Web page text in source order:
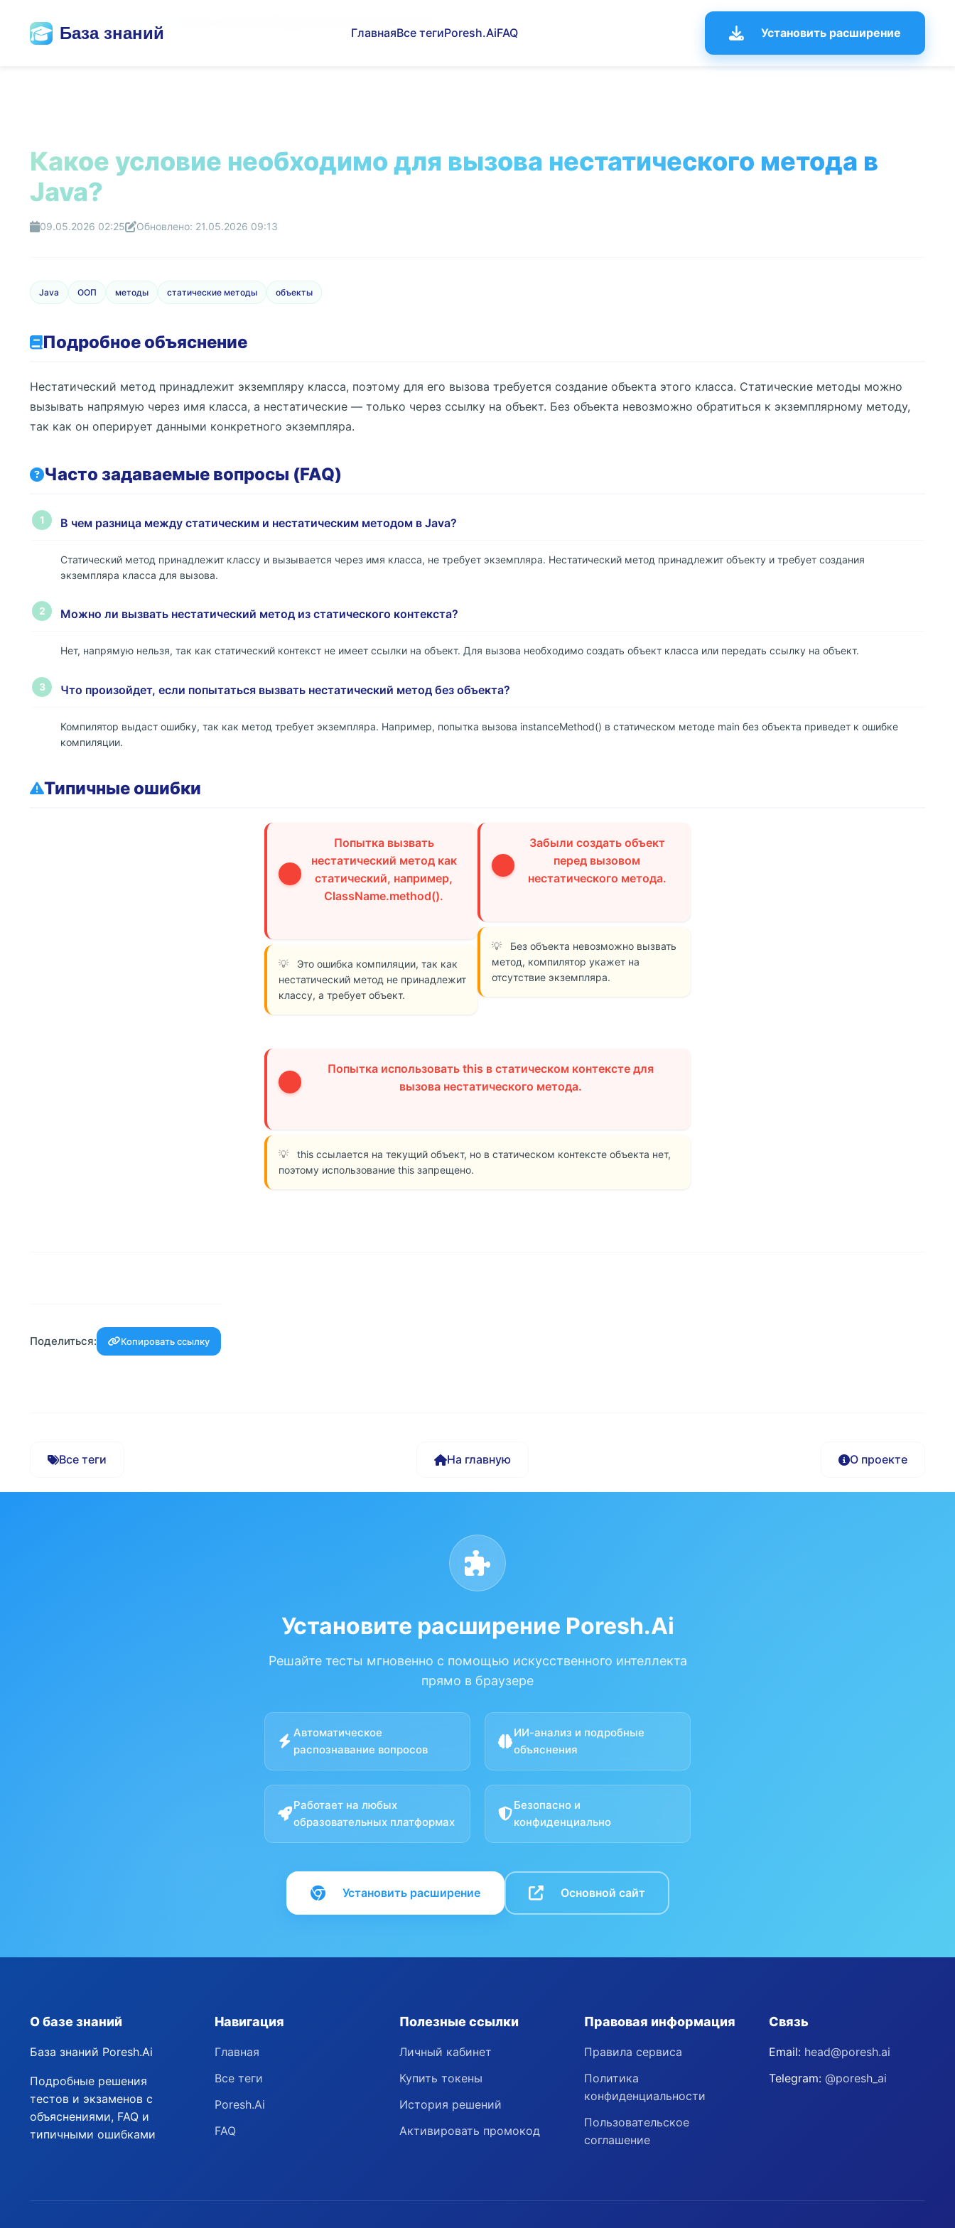
База знаний ГлавнаяВсе тегиPoresh.AiFAQ Установить расширение
Главная
Какое условие необходимо для вызова нестатического метода в
Java?
09.05.2026 02:25 Обновлено: 21.05.2026 09:13
Java ООП методы статические методы объекты
Подробное объяснение
Нестатический метод принадлежит экземпляру класса, поэтому для его вызова требуется создание объекта этого класса. Статические методы можно
вызывать напрямую через имя класса, а нестатические — только через ссылку на объект. Без объекта невозможно обратиться к экземплярному методу,
так как он оперирует данными конкретного экземпляра.
Часто задаваемые вопросы (FAQ)
1 В чем разница между статическим и нестатическим методом в Java?
Статический метод принадлежит классу и вызывается через имя класса, не требует экземпляра. Нестатический метод принадлежит объекту и требует создания
экземпляра класса для вызова.
2 Можно ли вызвать нестатический метод из статического контекста?
Нет, напрямую нельзя, так как статический контекст не имеет ссылки на объект. Для вызова необходимо создать объект класса или передать ссылку на объект.
3 Что произойдет, если попытаться вызвать нестатический метод без объекта?
Компилятор выдаст ошибку, так как метод требует экземпляра. Например, попытка вызова instanceMethod() в статическом методе main без объекта приведет к ошибке
компиляции.
Типичные ошибки
Попытка вызвать
нестатический метод как
статический, например,
ClassName.method().
Это ошибка компиляции, так как
нестатический метод не принадлежит
классу, а требует объект.
Забыли создать объект
перед вызовом
нестатического метода.
Без объекта невозможно вызвать
метод, компилятор укажет на
отсутствие экземпляра.
Попытка использовать this в статическом контексте для
вызова нестатического метода.
this ссылается на текущий объект, но в статическом контексте объекта нет,
поэтому использование this запрещено.
Поделиться: Копировать ссылку
Все теги На главную О проекте
Установите расширение Poresh.Ai
Решайте тесты мгновенно с помощью искусственного интеллекта
прямо в браузере
Автоматическое
распознавание вопросов
ИИ-анализ и подробные
объяснения
Работает на любых
образовательных платформах
Безопасно и
конфиденциально
Установить расширение Основной сайт
О базе знаний
База знаний Poresh.Ai
Подробные решения
тестов и экзаменов с
объяснениями, FAQ и
типичными ошибками
Навигация
Главная
Все теги
Poresh.Ai
FAQ
Полезные ссылки
Личный кабинет
Купить токены
История решений
Активировать промокод
Правовая информация
Правила сервиса
Политика
конфиденциальности
Пользовательское
соглашение
Связь
Email: head@poresh.ai
Telegram: @poresh_ai